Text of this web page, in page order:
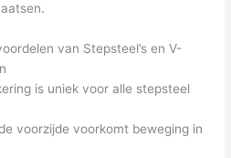
van Stepsteel’s en V-
is uniek voor alle stepsteel
voorzijde voorkomt beweging in